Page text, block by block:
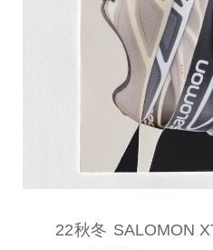
22秋冬 SALOMON